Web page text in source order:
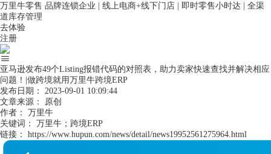
万里牛零售 品牌连锁企业 | 线上电商+线下门店 | 即时零售小时达 | 全渠
道库存管理
去体验
注册
亚马逊发布49个Listing报错代码的对照表，助力卖家快速查找并解决相应
问题！|做跨境就用万里牛跨境ERP
发布日期：
2023-09-01 10:09:44
文章来源：
原创
作者：
万里牛
关键词：
万里牛；跨境ERP
链接：
https://www.hupun.com/news/detail/news19952561275964.html